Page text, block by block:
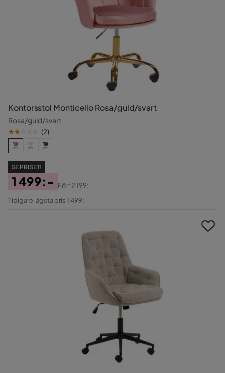
Kontorsstol Monticello Rosa/guld/svart
Rosa/guld/svart
(2)
SE PRISET!
Pris
1 499:-
Original
Förr2 199:-
Tidigare lägsta pris 1 499:-